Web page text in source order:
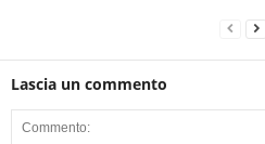
Lascia un commento